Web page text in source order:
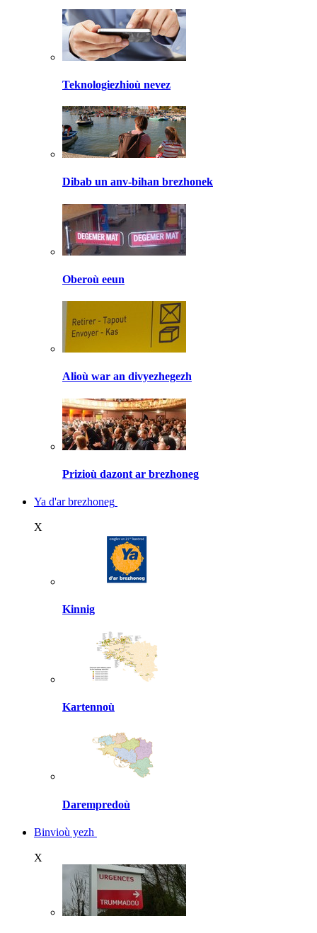
Teknologiezhioù nevez
Dibab un anv-bihan brezhonek
Oberoù eeun
Alioù war an divyezhegezh
Prizioù dazont ar brezhoneg
Ya d'ar brezhoneg
X
Kinnig
Kartennoù
Darempredoù
Binvioù yezh
X